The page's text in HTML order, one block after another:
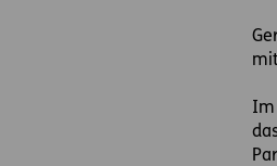
Im